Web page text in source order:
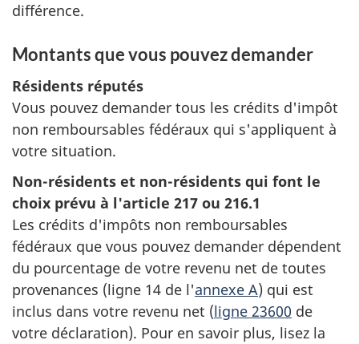
différence.
Montants que vous pouvez demander
Résidents réputés
Vous pouvez demander tous les crédits d'impôt
non remboursables fédéraux qui s'appliquent à
votre situation.
Non-résidents et non-résidents qui font le
choix prévu à l'article 217 ou 216.1
Les crédits d'impôts non remboursables
fédéraux que vous pouvez demander dépendent
du pourcentage de votre revenu net de toutes
provenances (ligne 14 de l'annexe A) qui est
inclus dans votre revenu net (ligne 23600 de
votre déclaration). Pour en savoir plus, lisez la